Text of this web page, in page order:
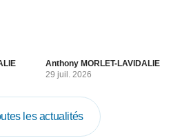
Anthony MORLET-LAVIDALIE
29 juil. 2026
les actualités